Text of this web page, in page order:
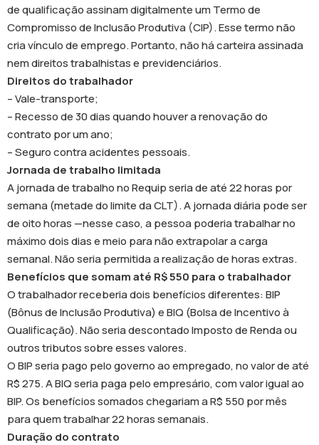
de qualificação assinam digitalmente um Termo de
Compromisso de Inclusão Produtiva (CIP). Esse termo não
cria vínculo de emprego. Portanto, não há carteira assinada
nem direitos trabalhistas e previdenciários.
Direitos do trabalhador
– Vale-transporte;
– Recesso de 30 dias quando houver a renovação do
contrato por um ano;
– Seguro contra acidentes pessoais.
Jornada de trabalho limitada
A jornada de trabalho no Requip seria de até 22 horas por
semana (metade do limite da CLT). A jornada diária pode ser
de oito horas —nesse caso, a pessoa poderia trabalhar no
máximo dois dias e meio para não extrapolar a carga
semanal. Não seria permitida a realização de horas extras.
Benefícios que somam até R$ 550 para o trabalhador
O trabalhador receberia dois benefícios diferentes: BIP
(Bônus de Inclusão Produtiva) e BIQ (Bolsa de Incentivo à
Qualificação). Não seria descontado Imposto de Renda ou
outros tributos sobre esses valores.
O BIP seria pago pelo governo ao empregado, no valor de até
R$ 275. A BIQ seria paga pelo empresário, com valor igual ao
BIP. Os benefícios somados chegariam a R$ 550 por mês
para quem trabalhar 22 horas semanais.
Duração do contrato